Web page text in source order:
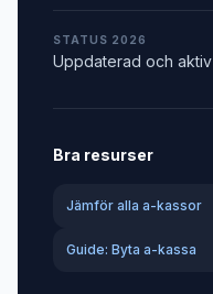
STATUS 2026
Uppdaterad och aktiv
Bra resurser
Jämför alla a-kassor
Guide: Byta a-kassa